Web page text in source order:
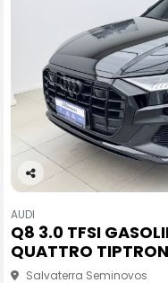
Co
pa
rtil
he
AUDI
Q8 3.0 TFSI
QUATTRO
Salvaterra Seminovos